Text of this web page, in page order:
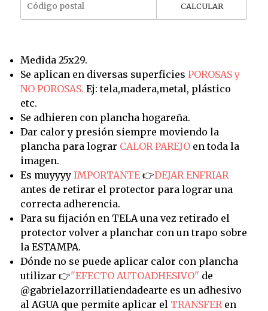
CALCULAR
Medida 25x29.
Se aplican en diversas superficies POROSAS y
NO POROSAS. Ej: tela,madera,metal, plástico
etc.
Se adhieren con plancha hogareña.
Dar calor y presión siempre moviendo la
plancha para lograr CALOR PAREJOen toda la
imagen.
Es muyyyy IMPORTANTE👉DEJAR ENFRIAR
antes de retirar el protector para lograr una
correcta adherencia.
Para su fijación en TELA una vez retirado el
protector volver a planchar con un trapo sobre
la ESTAMPA.
Dónde no se puede aplicar calor con plancha
utilizar 👉"EFECTO AUTOADHESIVO" de
@gabrielazorrillatiendadearte es un adhesivo
al AGUA que permite aplicar el TRANSFERen